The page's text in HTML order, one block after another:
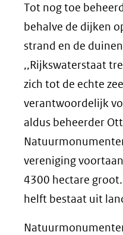
Tot nog toe
behalve de dijken
strand en de
,,Rijkswaterstaat
zich tot de echte
verantwoordelijk
aldus beheerder
vereniging
4300 hectare
helft bestaat uit